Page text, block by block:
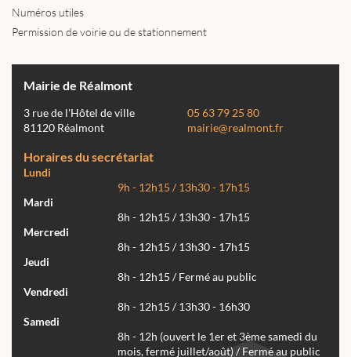
Numéros utiles
Permission de voirie ou de stationnement
Mairie de Réalmont
3 rue de l'Hôtel de ville
81120 Réalmont
05 63 79 25 80
mairie@realmont.fr
Horaires du secrétariat
Lundi
9h - 12h15 / 13h30 - 17h15
Mardi
8h - 12h15 / 13h30 - 17h15
Mercredi
8h - 12h15 / 13h30 - 17h15
Jeudi
8h - 12h15 / Fermé au public
Vendredi
8h - 12h15 / 13h30 - 16h30
Samedi
8h - 12h (ouvert le 1er et 3ème samedi du
mois, fermé juillet/août) / Fermé au public